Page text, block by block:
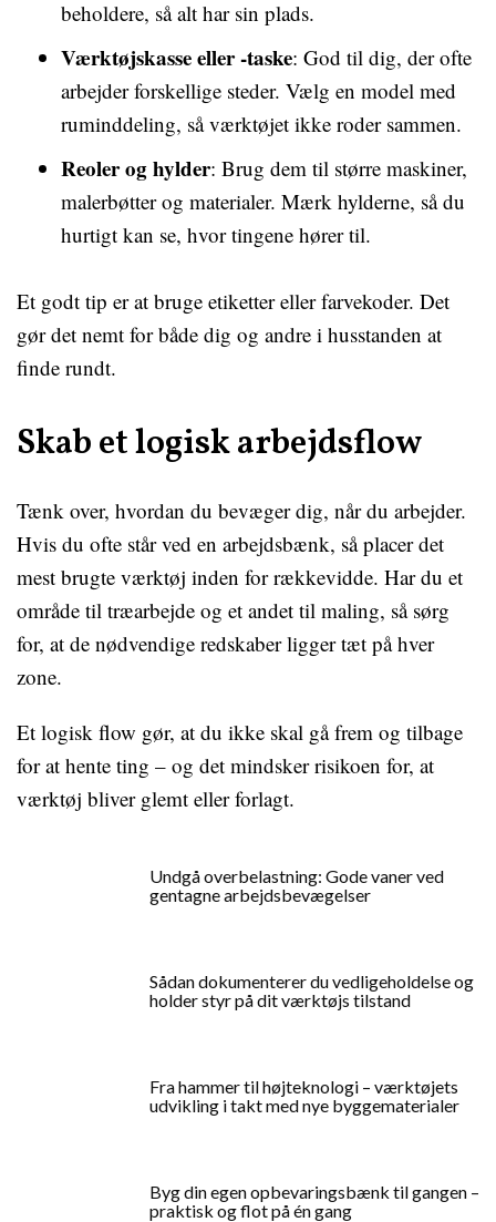
beholdere, så alt har sin plads.
Værktøjskasse eller -taske: God til dig, der ofte
arbejder forskellige steder. Vælg en model med
ruminddeling, så værktøjet ikke roder sammen.
Reoler og hylder: Brug dem til større maskiner,
malerbøtter og materialer. Mærk hylderne, så du
hurtigt kan se, hvor tingene hører til.
Et godt tip er at bruge etiketter eller farvekoder. Det
gør det nemt for både dig og andre i husstanden at
finde rundt.
Skab et logisk arbejdsflow
Tænk over, hvordan du bevæger dig, når du arbejder.
Hvis du ofte står ved en arbejdsbænk, så placer det
mest brugte værktøj inden for rækkevidde. Har du et
område til træarbejde og et andet til maling, så sørg
for, at de nødvendige redskaber ligger tæt på hver
zone.
Et logisk flow gør, at du ikke skal gå frem og tilbage
for at hente ting – og det mindsker risikoen for, at
værktøj bliver glemt eller forlagt.
Undgå overbelastning: Gode vaner ved
gentagne arbejdsbevægelser
Sådan dokumenterer du vedligeholdelse og
holder styr på dit værktøjs tilstand
Fra hammer til højteknologi – værktøjets
udvikling i takt med nye byggematerialer
Byg din egen opbevaringsbænk til gangen –
praktisk og flot på én gang